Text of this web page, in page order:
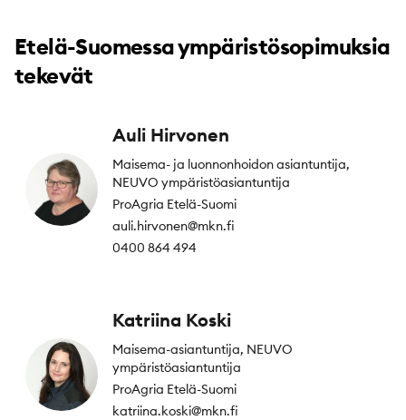
Etelä-Suomessa ympäristösopimuksia
tekevät
Auli Hirvonen
Maisema- ja luonnonhoidon asiantuntija,
NEUVO ympäristöasiantuntija
ProAgria Etelä-Suomi
auli.hirvonen@mkn.fi
0400 864 494
Katriina Koski
Maisema-asiantuntija, NEUVO
ympäristöasiantuntija
ProAgria Etelä-Suomi
katriina.koski@mkn.fi